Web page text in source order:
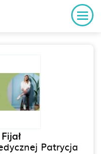
Patrycja